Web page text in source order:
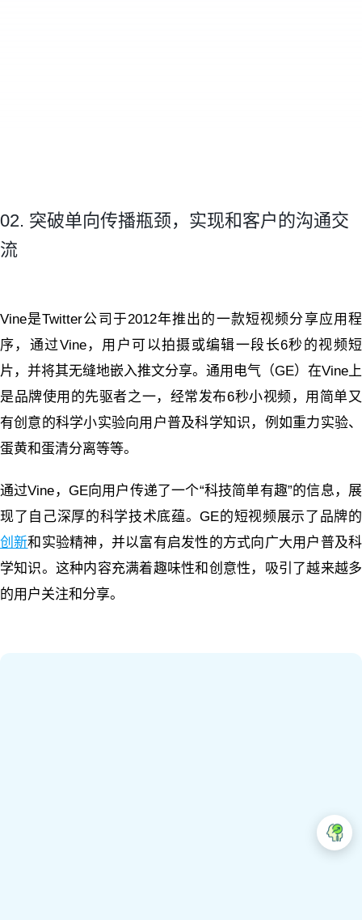
02. 突破单向传播瓶颈，实现和客户的沟通交
流
Vine是Twitter公司于2012年推出的一款短视频分享应用程
序，通过Vine，用户可以拍摄或编辑一段长6秒的视频短
片，并将其无缝地嵌入推文分享。通用电气（GE）在Vine上
是品牌使用的先驱者之一，经常发布6秒小视频，用简单又
有创意的科学小实验向用户普及科学知识，例如重力实验、
蛋黄和蛋清分离等等。
通过Vine，GE向用户传递了一个“科技简单有趣”的信息，展
现了自己深厚的科学技术底蕴。GE的短视频展示了品牌的
创新和实验精神，并以富有启发性的方式向广大用户普及科
学知识。这种内容充满着趣味性和创意性，吸引了越来越多
的用户关注和分享。